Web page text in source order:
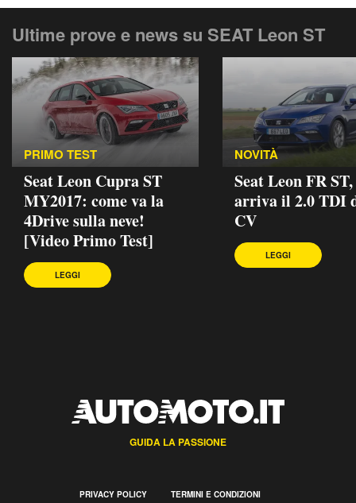
Ultime prove e news su SEAT Leon ST
PRIMO TEST
Seat Leon Cupra ST
MY2017: come va la
4Drive sulla neve!
[Video Primo Test]
LEGGI
NOVITÀ
Seat Leon FR ST,
arriva il 2.0 TDI
CV
LEGGI
GUIDA LA PASSIONE
PRIVACY POLICY TERMINI E CONDIZIONI